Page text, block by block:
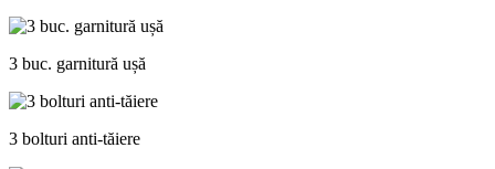
3 buc. garnitură ușă
3 bolturi anti-tăiere